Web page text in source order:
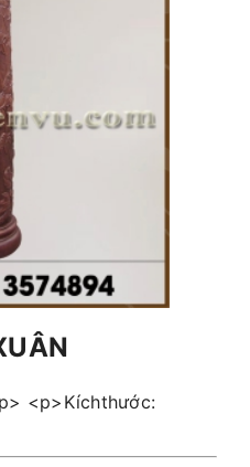
<p>Kíchthước: